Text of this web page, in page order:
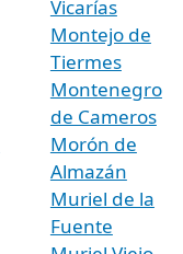
Vicarías
Montejo de
Tiermes
Montenegro
de Cameros
Morón de
Almazán
Muriel de la
Fuente